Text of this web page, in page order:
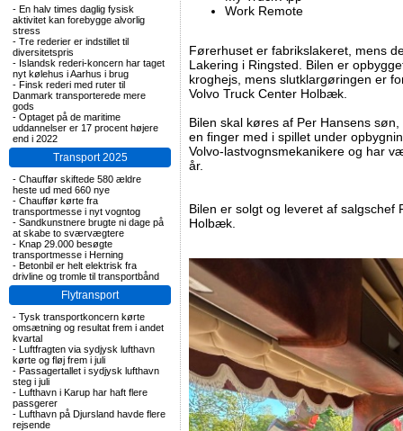
- En halv times daglig fysisk
aktivitet kan forebygge alvorlig
stress
- Tre rederier er indstillet til
diversitetspris
- Islandsk rederi-koncern har taget
nyt kølehus i Aarhus i brug
- Finsk rederi med ruter til
Danmark transporterede mere
gods
- Optaget på de maritime
uddannelser er 17 procent højere
end i 2022
Transport 2025
- Chauffør skiftede 580 ældre
heste ud med 660 nye
- Chauffør kørte fra
transportmesse i nyt vogntog
- Sandkunstnere brugte ni dage på
at skabe to sværvægtere
- Knap 29.000 besøgte
transportmesse i Herning
- Betonbil er helt elektrisk fra
drivline og tromle til transportbånd
Flytransport
- Tysk transportkoncern kørte
omsætning og resultat frem i andet
kvartal
- Luftfragten via sydjysk lufthavn
kørte og fløj frem i juli
- Passagertallet i sydjysk lufthavn
steg i juli
- Lufthavn i Karup har haft flere
passgerer
- Lufthavn på Djursland havde flere
rejsende
Work Remote
Førerhuset er fabrikslakeret, mens
Lakering i Ringsted. Bilen er
kroghejs, mens slutklargøringen er
Volvo Truck Center Holbæk.
Bilen skal køres af Per Hansens
en finger med i spillet under
Volvo-lastvognsmekanikere og har
år.
Bilen er solgt og leveret af salgschef
Holbæk.